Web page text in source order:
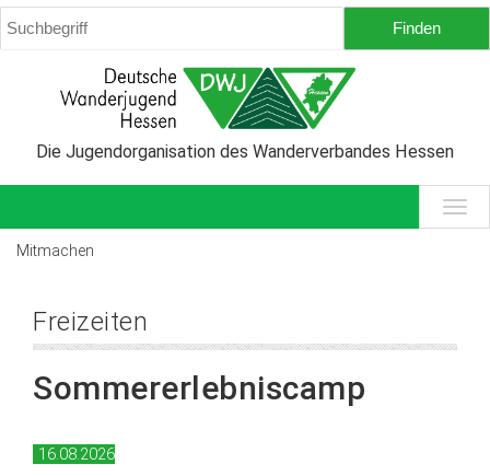
Die Jugendorganisation des Wanderverbandes Hessen
Mitmachen
Freizeiten
Sommererlebniscamp
16.08.2026